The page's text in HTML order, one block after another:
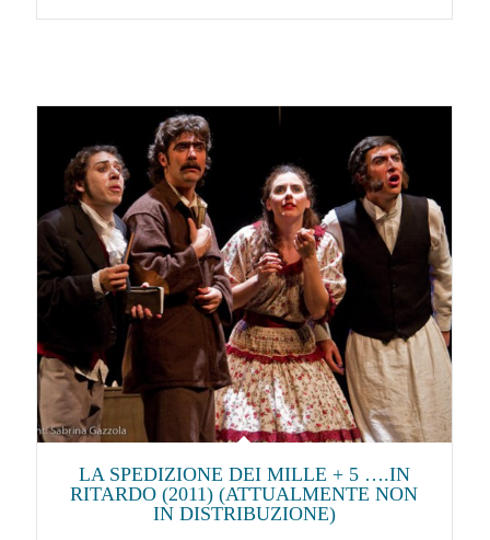
LA SPEDIZIONE DEI MILLE + 5 ….IN
RITARDO (2011) (ATTUALMENTE NON
IN DISTRIBUZIONE)